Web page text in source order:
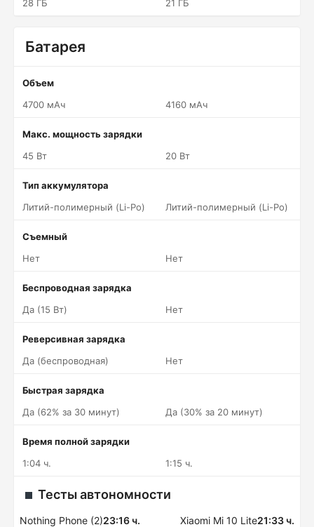
28 ГБ 21 ГБ
Батарея
Объем
4700 мАч
4160 мАч
Макс. мощность зарядки
45 Вт
20 Вт
Тип аккумулятора
Литий-полимерный (Li-Po)
Литий-полимерный (Li-Po)
Съемный
Нет
Нет
Беспроводная зарядка
Да (15 Вт)
Нет
Реверсивная зарядка
Да (беспроводная)
Нет
Быстрая зарядка
Да (62% за 30 минут)
Да (30% за 20 минут)
Время полной зарядки
1:04 ч.
1:15 ч.
Тесты автономности
Nothing Phone (2)23:16 ч. Xiaomi Mi 10 Lite21:33 ч.